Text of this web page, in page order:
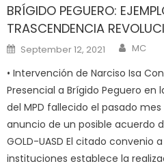
BRÍGIDO PEGUERO:
TRASCENDENCIA
Posted
on
September 12, 2021 Author
MC
• Intervención de Narciso Isa
Presencial a Brígido Peguero en
del MPD fallecido el pasado mes
anuncio de un posible acuerdo
GOLD-UASD El citado convenio
instituciones establece la